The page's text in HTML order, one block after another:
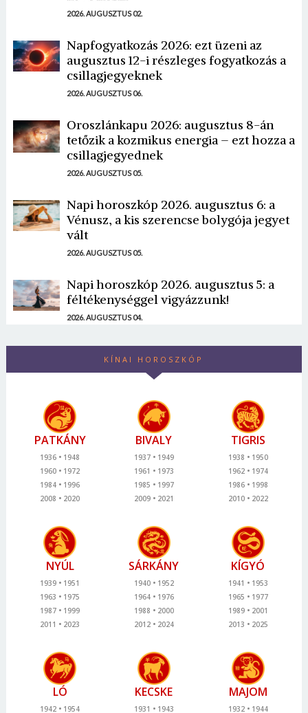
2026. AUGUSZTUS 02.
Napfogyatkozás 2026: ezt üzeni az
augusztus 12-i részleges fogyatkozás a
csillagjegyeknek
2026. AUGUSZTUS 06.
Oroszlánkapu 2026: augusztus 8-án
tetőzik a kozmikus energia – ezt hozza a
csillagjegyednek
2026. AUGUSZTUS 05.
Napi horoszkóp 2026. augusztus 6: a
Vénusz, a kis szerencse bolygója jegyet
vált
2026. AUGUSZTUS 05.
Napi horoszkóp 2026. augusztus 5: a
féltékenységgel vigyázzunk!
2026. AUGUSZTUS 04.
KÍNAI HOROSZKÓP
PATKÁNY
1936
1948
1960
1972
1984
1996
2008
2020
BIVALY
1937
1949
1961
1973
1985
1997
2009
2021
TIGRIS
1938
1950
1962
1974
1986
1998
2010
2022
NYÚL
1939
1951
1963
1975
1987
1999
2011
2023
SÁRKÁNY
1940
1952
1964
1976
1988
2000
2012
2024
KÍGYÓ
1941
1953
1965
1977
1989
2001
2013
2025
LÓ
1942 1954
KECSKE
1931 1943
MAJOM
1932 1944